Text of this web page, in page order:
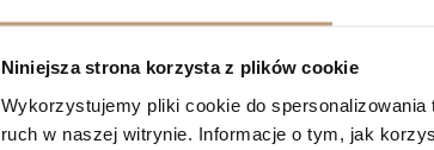
Niniejsza strona korzysta z plików cookie
Wykorzystujemy pliki cookie do
ruch w naszej witrynie. Informacje o tym, jak